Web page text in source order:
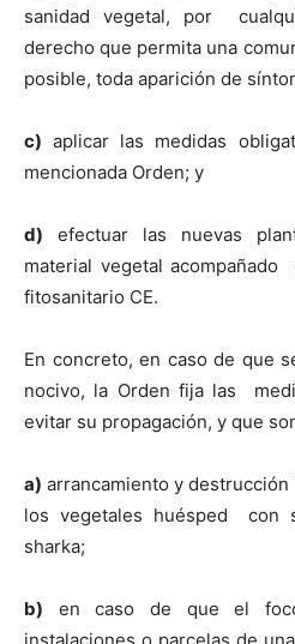
sanidad vegetal, por
derecho que permita una
posible, toda aparición de
c) aplicar las medidas
mencionada Orden; y
d) efectuar las nuevas
material vegetal
fitosanitario CE.
En concreto, en caso de que
nocivo, la Orden fija las
evitar su propagación, y que
a) arrancamiento y
los vegetales huésped con
sharka;
b) en caso de que el